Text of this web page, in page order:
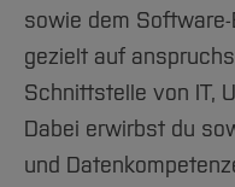
sowie dem
gezielt auf
Schnittstelle von IT,
Dabei erwirbst du
und